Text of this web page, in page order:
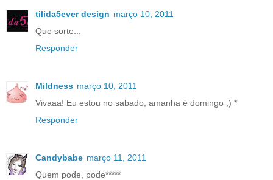
tilida5ever design março 10, 2011
Que sorte...
Responder
Mildness março 10, 2011
Vivaaa! Eu estou no sabado, amanha é domingo ;) *
Responder
Candybabe março 11, 2011
Quem pode, pode*****